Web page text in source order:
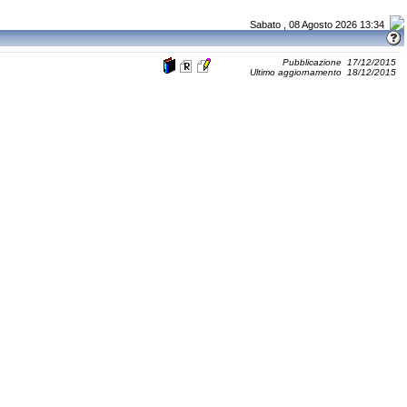
Sabato , 08 Agosto 2026 13:34
Pubblicazione 17/12/2015
Ultimo aggiornamento 18/12/2015